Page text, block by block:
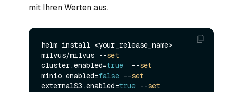
mit Ihren Werten aus.
helm install <your_release_name>
milvus/milvus --set
cluster.enabled=true
  --
set
minio.enabled=false --set
externalS3.enabled=true --set